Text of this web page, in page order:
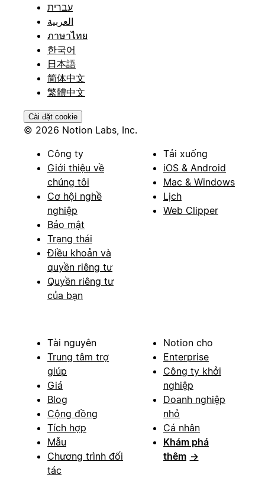
עברית
العربية
ภาษาไทย
한국어
日本語
简体中文
繁體中文
Cài đặt cookie
© 2026 Notion Labs, Inc.
Công ty
Giới thiệu về
chúng tôi
Cơ hội nghề
nghiệp
Bảo mật
Trạng thái
Điều khoản và
quyền riêng tư
Quyền riêng tư
của bạn
Tải xuống
iOS & Android
Mac & Windows
Lịch
Web Clipper
Tài nguyên
Trung tâm trợ
giúp
Giá
Blog
Cộng đồng
Tích hợp
Mẫu
Chương trình đối
tác
Notion cho
Enterprise
Công ty khởi
nghiệp
Doanh nghiệp
nhỏ
Cá nhân
Khám phá
thêm →